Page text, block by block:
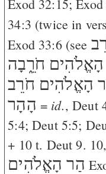
Exod 32:15;
34:3 (twice in
Exod 33:6(see
חֹרֵ֑בָה
הָאֱלֹהִים חֹרֵב
הָהָר = id.,Deut
5:4;Deut 5:5;
+ 10 t. Deut 9. 10,
הַר הָאֱלֹהִים